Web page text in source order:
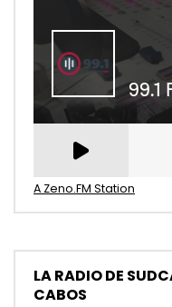
A Zeno.FM Station
LA RADIO DE
CABOS